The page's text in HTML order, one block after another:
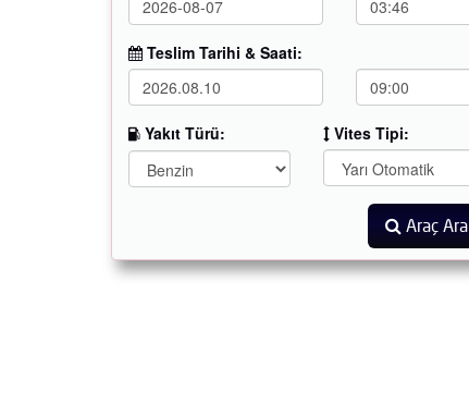
Teslim Tarihi & Saati:
Yakıt Türü: Vites Tipi:
Araç Ara